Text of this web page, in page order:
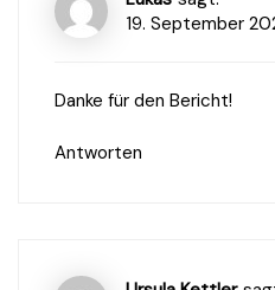
19. September
Danke für den Bericht!
Antworten